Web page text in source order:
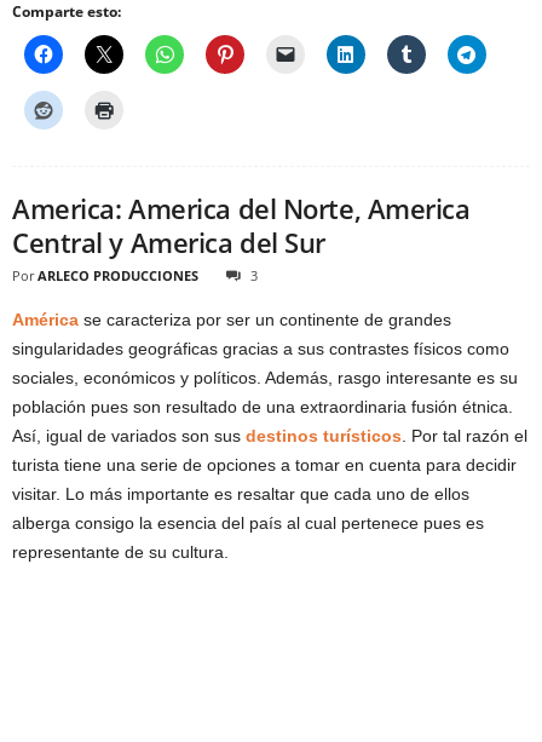
Comparte esto:
America: America del Norte, America
Central y America del Sur
Por ARLECO PRODUCCIONES 3
América se caracteriza por ser un continente de grandes
singularidades geográficas gracias a sus contrastes físicos como
sociales, económicos y políticos. Además, rasgo interesante es su
población pues son resultado de una extraordinaria fusión étnica.
Así, igual de variados son sus destinos turísticos . Por tal razón el
turista tiene una serie de opciones a tomar en cuenta para decidir
visitar. Lo más importante es resaltar que cada uno de ellos
alberga consigo la esencia del país al cual pertenece pues es
representante de su cultura.